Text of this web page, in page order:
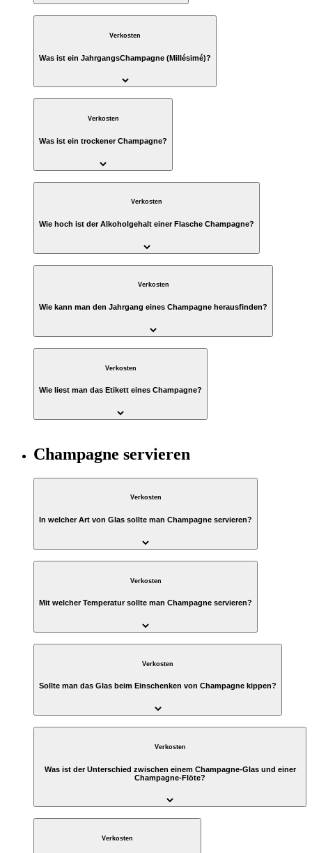
Verkosten
Was ist ein JahrgangsChampagne (Millésimé)?
Verkosten
Was ist ein trockener Champagne?
Verkosten
Wie hoch ist der Alkoholgehalt einer Flasche Champagne?
Verkosten
Wie kann man den Jahrgang eines Champagne herausfinden?
Verkosten
Wie liest man das Etikett eines Champagne?
Champagne servieren
Verkosten
In welcher Art von Glas sollte man Champagne servieren?
Verkosten
Mit welcher Temperatur sollte man Champagne servieren?
Verkosten
Sollte man das Glas beim Einschenken von Champagne kippen?
Verkosten
Was ist der Unterschied zwischen einem Champagne-Glas und einer
Champagne-Flöte?
Verkosten